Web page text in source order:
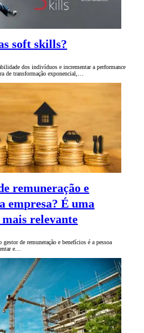
soft skills?
dos indivíduos e incrementar a performance
de transformação exponencial,…
remuneração e
empresa? É uma
mais relevante
de remuneração e benefícios é a pessoa
e…